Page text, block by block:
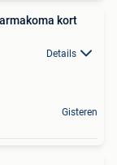
kort
Details
Gisteren